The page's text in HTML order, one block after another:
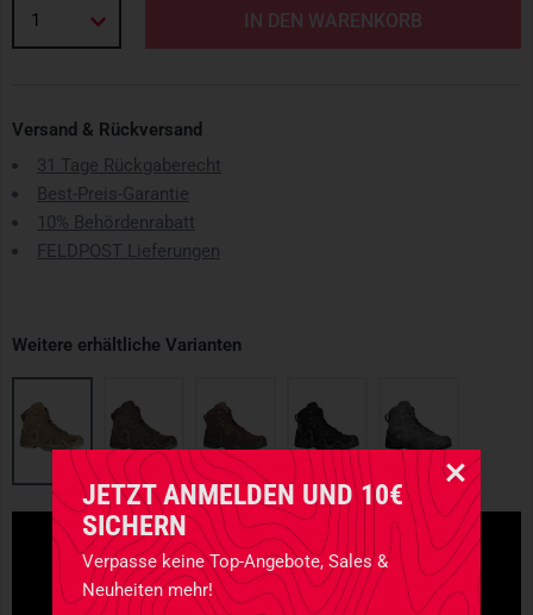
JETZT ANMELDEN UND 10€
SICHERN
Verpasse keine Top-Angebote, Sales &
Neuheiten mehr!
1 IN DEN WARENKORB
Versand & Rückversand
31 Tage Rückgaberecht
Best-Preis-Garantie
10% Behördenrabatt
FELDPOST Lieferungen
Weitere erhältliche Varianten